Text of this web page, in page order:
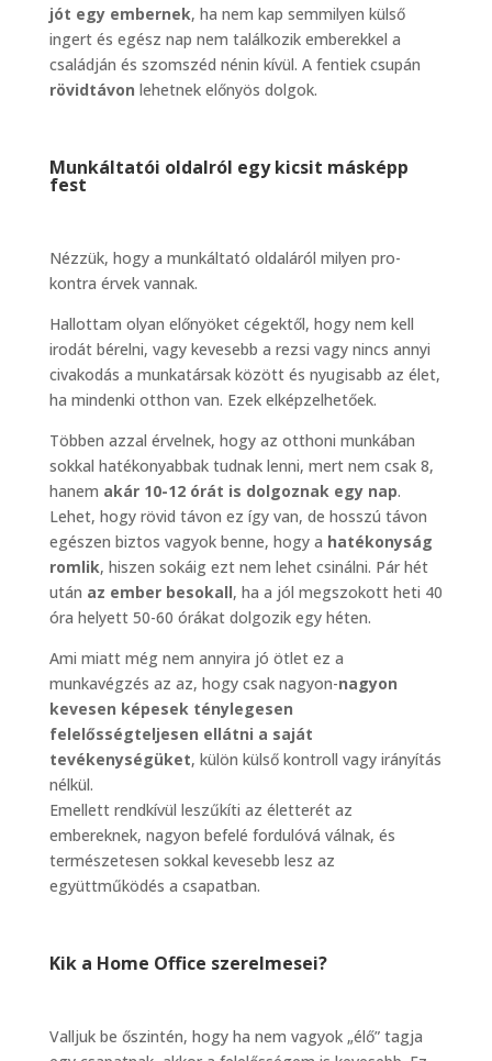
jót egy embernek, ha nem kap semmilyen külső
ingert és egész nap nem találkozik emberekkel a
családján és szomszéd nénin kívül. A fentiek csupán
rövidtávon lehetnek előnyös dolgok.
Munkáltatói oldalról egy kicsit másképp
fest
Nézzük, hogy a munkáltató oldaláról milyen pro-
kontra érvek vannak.
Hallottam olyan előnyöket cégektől, hogy nem kell
irodát bérelni, vagy kevesebb a rezsi vagy nincs annyi
civakodás a munkatársak között és nyugisabb az élet,
ha mindenki otthon van. Ezek elképzelhetőek.
Többen azzal érvelnek, hogy az otthoni munkában
sokkal hatékonyabbak tudnak lenni, mert nem csak 8,
hanem akár 10-12 órát is dolgoznak egy nap.
Lehet, hogy rövid távon ez így van, de hosszú távon
egészen biztos vagyok benne, hogy a hatékonyság
romlik, hiszen sokáig ezt nem lehet csinálni. Pár hét
után az ember besokall, ha a jól megszokott heti 40
óra helyett 50-60 órákat dolgozik egy héten.
Ami miatt még nem annyira jó ötlet ez a
munkavégzés az az, hogy csak nagyon-nagyon
kevesen képesek ténylegesen
felelősségteljesen ellátni a saját
tevékenységüket, külön külső kontroll vagy irányítás
nélkül.
Emellett rendkívül leszűkíti az életterét az
embereknek, nagyon befelé fordulóvá válnak, és
természetesen sokkal kevesebb lesz az
együttműködés a csapatban.
Kik a Home Office szerelmesei?
Valljuk be őszintén, hogy ha nem vagyok „élő” tagja